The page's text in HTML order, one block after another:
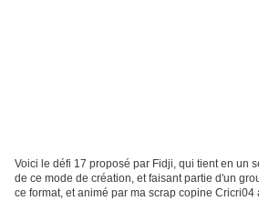
Voici le défi 17 proposé par Fidji, qui tient en un
de ce mode de création, et faisant partie d'un
ce format, et animé par ma scrap copine Cricri04